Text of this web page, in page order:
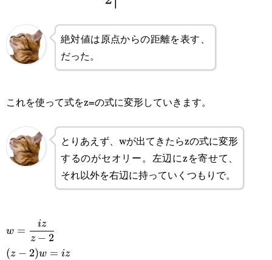
絶対値は原点からの距離を表す、
だった。
これを使って式をz=の式に変形していきます。
とりあえず、wが出てきたらzの式に変形
するのがセオリー。左辺にzを寄せて、
それ以外を右辺に持っていくつもりで。
\displaystyle
w=\frac{iz}{z-
w =
z − 2
iz
(z − 2)w = iz